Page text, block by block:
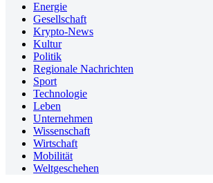
Energie
Gesellschaft
Krypto-News
Kultur
Politik
Regionale Nachrichten
Sport
Technologie
Leben
Unternehmen
Wissenschaft
Wirtschaft
Mobilität
Weltgeschehen